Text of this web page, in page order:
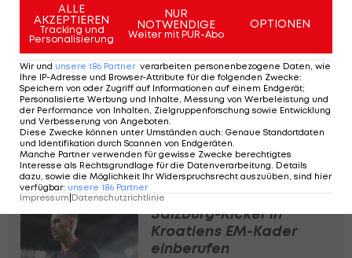
Southgate verzichtet
auf Rashford & Co.
Fußball
Portugal nominiert EM-
Kader: Ronaldo und
Pepe führen Team an
Fußball
Salzburg-Kicker in
Kroatiens EM-Kader
einberufen
ALLE
AKZEPTIEREN
Tracking und
Personalisierung
NUR
NOTWENDIGE
Weiter mit PUR-Abo
OPTIONEN
Wir und unsere 186 Partner verarbeiten personenbezogene Daten, wie
Ihre IP-Adresse und Browser-Attribute für die folgenden Zwecke:
Speichern von oder Zugriff auf Informationen auf einem Endgerät;
Personalisierte Werbung und Inhalte, Messung von Werbeleistung und
der Performance von Inhalten, Zielgruppenforschung sowie Entwicklung
und Verbesserung von Angeboten
Diese Zwecke können unter Umständen auch: Genaue Standortdaten
und Identifikation durch Scannen von Endgeräten
Manche Partner verwenden für gewisse Zwecke berechtigtes
Interesse als Rechtsgrundlage für die Datenverarbeitung. Details
dazu, sowie die Möglichkeit Ihr Widerspruchsrecht auszuüben, sind hier
verfügbar: unsere 186 Partner
Impressum|Datenschutzrichtlinie